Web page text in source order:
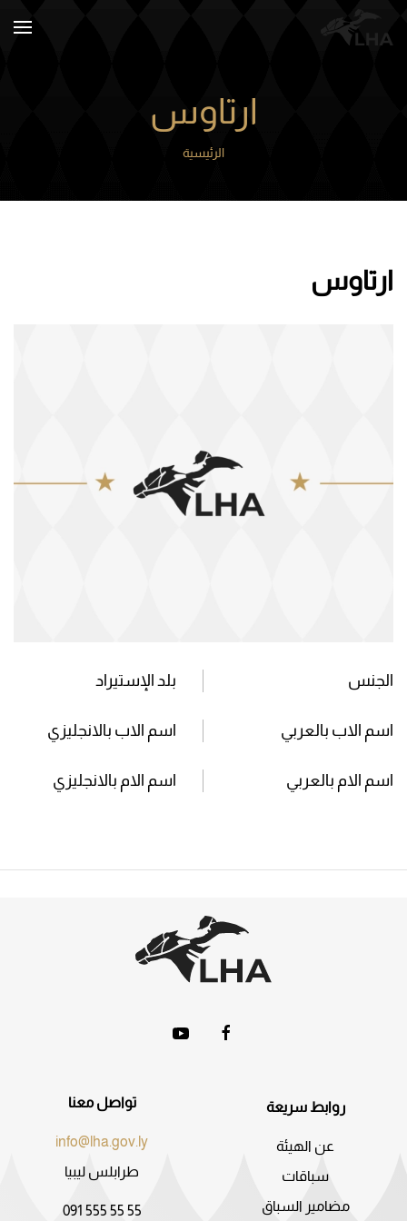
ارتاوس
الرئيسية
ارتاوس
الجنس بلد الإستيراد
اسم الاب بالعربي اسم الاب بالانجليزي
اسم الام بالعربي اسم الام بالانجليزي
روابط سريعة
عن الهيئة
سباقات
مضامير السباق
تواصل معنا
info@lha.gov.ly
طرابلس ليبيا
091 555 55 55